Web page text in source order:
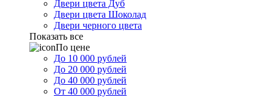
Двери цвета Дуб
Двери цвета Шоколад
Двери черного цвета
Показать все
По цене
До 10 000 рублей
До 20 000 рублей
До 40 000 рублей
От 40 000 рублей